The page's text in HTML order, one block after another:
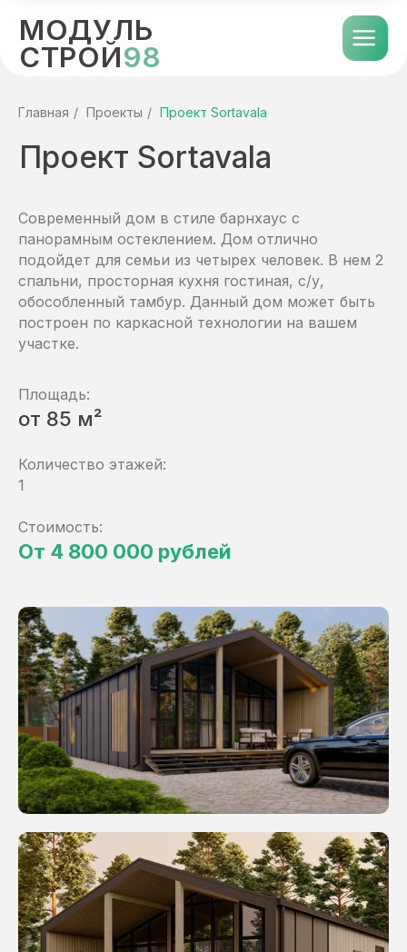
МОДУЛЬ
СТРОЙ98
Главная / Проекты / Проект Sortavala
Проект Sortavala
Современный дом в стиле барнхаус с
панорамным остеклением. Дом отлично
подойдет для семьи из четырех человек. В нем 2
спальни, просторная кухня гостиная, с/у,
обособленный тамбур. Данный дом может быть
построен по каркасной технологии на вашем
участке.
Площадь:
от 85 м²
Количество этажей:
1
Стоимость:
От 4 800 000 рублей